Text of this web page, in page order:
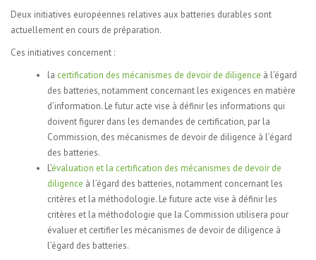
Deux initiatives européennes relatives aux batteries durables sont
actuellement en cours de préparation.
Ces initiatives concernent :
la certification des mécanismes de devoir de diligence à l’égard
des batteries, notamment concernant les exigences en matière
d’information. Le futur acte vise à définir les informations qui
doivent figurer dans les demandes de certification, par la
Commission, des mécanismes de devoir de diligence à l’égard
des batteries.
L’évaluation et la certification des mécanismes de devoir de
diligence à l’égard des batteries, notamment concernant les
critères et la méthodologie. Le future acte vise à définir les
critères et la méthodologie que la Commission utilisera pour
évaluer et certifier les mécanismes de devoir de diligence à
l’égard des batteries.